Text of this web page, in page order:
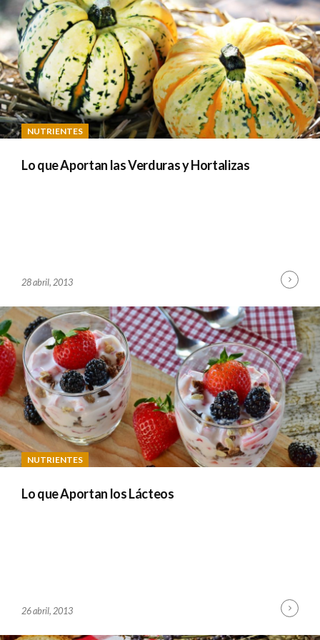
M
I
N
NUTRIENTES
Lo que Aportan las Verduras y Hortalizas
B
A
D
M
I
N
28 abril, 2013
NUTRIENTES
Lo que Aportan los Lácteos
B
A
26 abril, 2013